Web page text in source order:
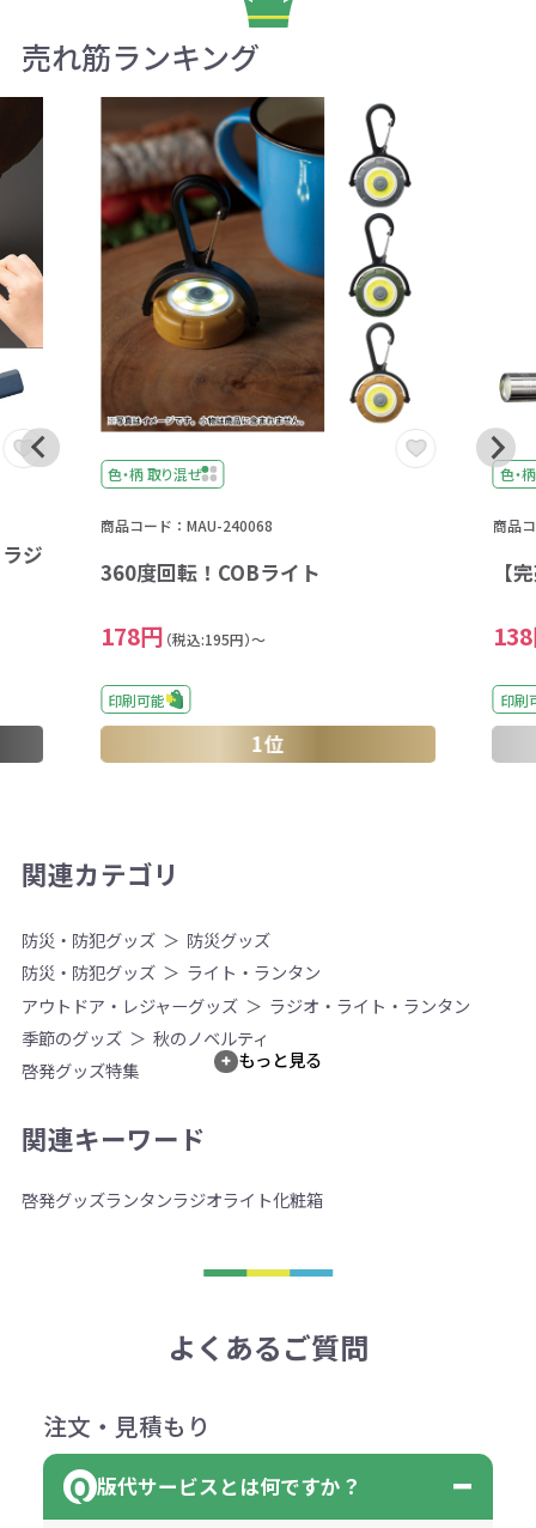
売れ筋ランキング
ジ
色・柄 取り混ぜ
商品コード：MAU-240068
360度回転！COBライト
178円 （税込:195円）～
印刷可能
1位
色・
商品
【
印刷
関連カテゴリ
防災・防犯グッズ
防災グッズ
防災・防犯グッズ
ライト・ランタン
アウトドア・レジャーグッズ
ラジオ・ライト・ランタン
季節のグッズ
秋のノベルティ
啓発グッズ特集
もっと見る
関連キーワード
啓発グッズランタンラジオライト化粧箱
よくあるご質問
注文・見積もり
版代サービスとは何ですか？